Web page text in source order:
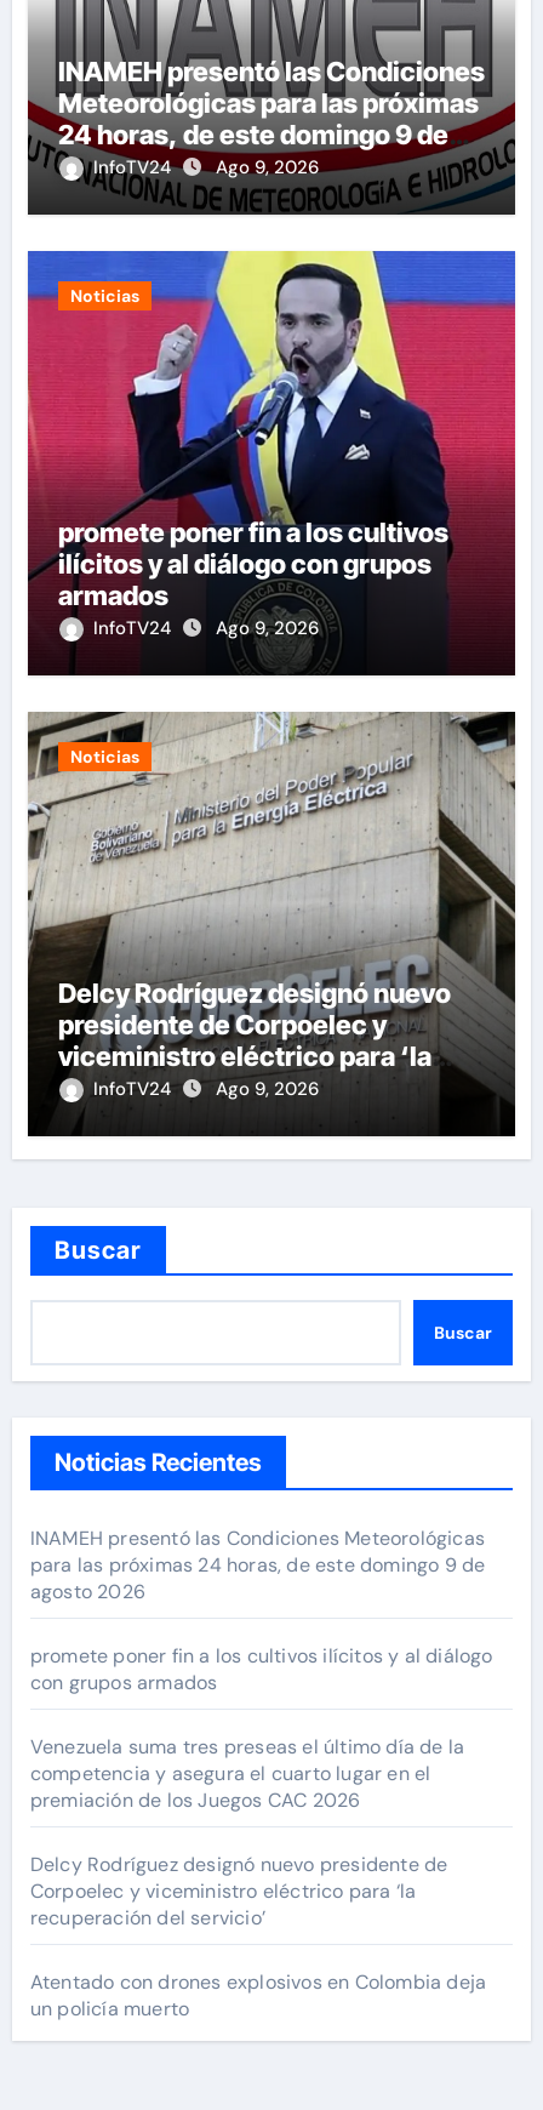
INAMEH presentó las Condiciones
Meteorológicas para las próximas
24 horas, de este domingo 9 de
agosto 2026
InfoTV24 Ago 9, 2026
Noticias
promete poner fin a los cultivos
ilícitos y al diálogo con grupos
armados
InfoTV24 Ago 9, 2026
Noticias
Delcy Rodríguez designó nuevo
presidente de Corpoelec y
viceministro eléctrico para ‘la
recuperación del servicio’
InfoTV24 Ago 9, 2026
Buscar
Buscar
Noticias Recientes
INAMEH presentó las Condiciones Meteorológicas
para las próximas 24 horas, de este domingo 9 de
agosto 2026
promete poner fin a los cultivos ilícitos y al diálogo
con grupos armados
Venezuela suma tres preseas el último día de la
competencia y asegura el cuarto lugar en el
premiación de los Juegos CAC 2026
Delcy Rodríguez designó nuevo presidente de
Corpoelec y viceministro eléctrico para ‘la
recuperación del servicio’
Atentado con drones explosivos en Colombia deja
un policía muerto